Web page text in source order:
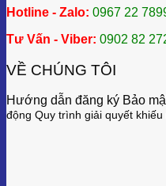
Hotline - Zalo: 0967 22
Tư Vấn - Viber: 0902 82
VỀ CHÚNG TÔI
Hướng dẫn đăng ký Bảo
động Quy trình giải quyết khiếu